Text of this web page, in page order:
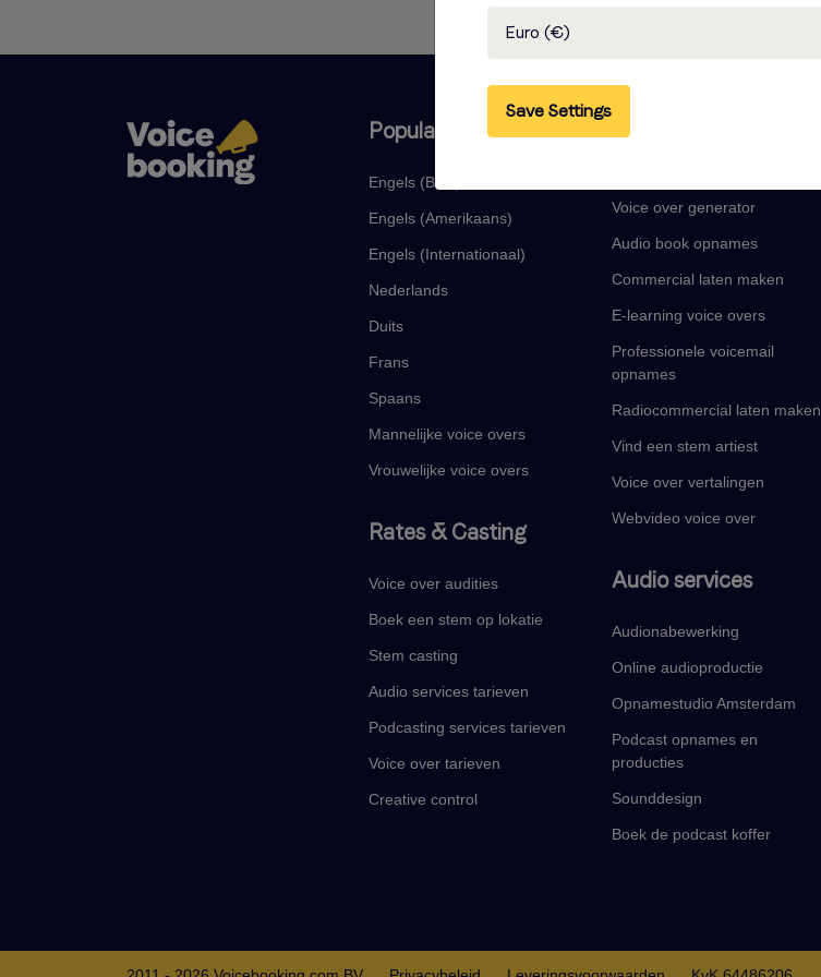
Populaire talen
Engels (Brits)
Engels (Amerikaans)
Engels (Internationaal)
Nederlands
Duits
Frans
Spaans
Mannelijke voice overs
Vrouwelijke voice overs
Rates & Casting
Voice over audities
Boek een stem op lokatie
Stem casting
Audio services tarieven
Podcasting services tarieven
Voice over tarieven
Creative control
Onze voice-over
Voice over generator
Audio book opnames
Commercial laten maken
E-learning voice overs
Professionele voicemail
opnames
Radiocommercial laten maken
Vind een stem artiest
Voice over vertalingen
Webvideo voice over
Audio services
Audionabewerking
Online audioproductie
Opnamestudio Amsterdam
Podcast opnames en
producties
Sounddesign
Boek de podcast koffer
Euro (€)
Save Settings